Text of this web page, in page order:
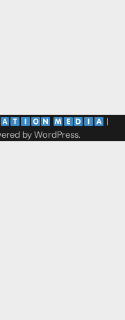
|
byWordPress.